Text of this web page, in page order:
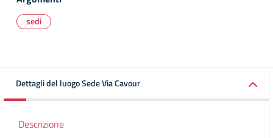
sedi
Dettagli del luogo Sede Via Cavour
Descrizione